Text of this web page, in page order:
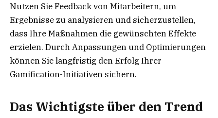
Nutzen Sie Feedback von Mitarbeitern, um
Ergebnisse zu analysieren und sicherzustellen,
dass Ihre Maßnahmen die gewünschten Effekte
erzielen. Durch Anpassungen und Optimierungen
können Sie langfristig den Erfolg Ihrer
Gamification-Initiativen sichern.
Das Wichtigste über den Trend